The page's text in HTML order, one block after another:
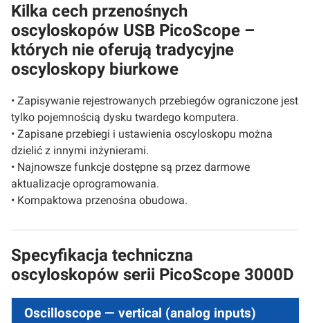
Kilka cech przenośnych
oscyloskopów USB PicoScope –
których nie oferują tradycyjne
oscyloskopy biurkowe
• Zapisywanie rejestrowanych przebiegów ograniczone jest
tylko pojemnością dysku twardego komputera.
• Zapisane przebiegi i ustawienia oscyloskopu można
dzielić z innymi inżynierami.
• Najnowsze funkcje dostępne są przez darmowe
aktualizacje oprogramowania.
• Kompaktowa przenośna obudowa.
Specyfikacja techniczna
oscyloskopów serii PicoScope 3000D
Oscilloscope — vertical (analog inputs)